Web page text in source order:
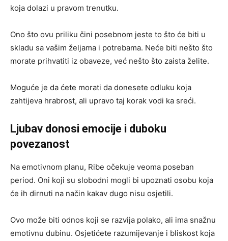
koja dolazi u pravom trenutku.
Ono što ovu priliku čini posebnom jeste to što će biti u
skladu sa vašim željama i potrebama. Neće biti nešto što
morate prihvatiti iz obaveze, već nešto što zaista želite.
Moguće je da ćete morati da donesete odluku koja
zahtijeva hrabrost, ali upravo taj korak vodi ka sreći.
Ljubav donosi emocije i duboku
povezanost
Na emotivnom planu, Ribe očekuje veoma poseban
period. Oni koji su slobodni mogli bi upoznati osobu koja
će ih dirnuti na način kakav dugo nisu osjetili.
Ovo može biti odnos koji se razvija polako, ali ima snažnu
emotivnu dubinu. Osjetićete razumijevanje i bliskost koja